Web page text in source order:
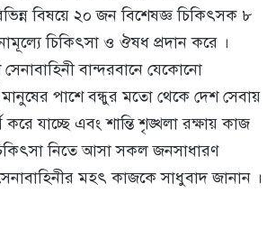
বিষয়ে ২০ জন বিশেষজ্ঞ চিকিৎসক ৮
চিকিৎসা ও ঔষধ প্রদান করে ।
বান্দরবানে যেকোনো
মানুষের পাশে বন্ধুর মতো থেকে দেশ সেবায়
যাচ্ছে এবং শান্তি শৃঙ্খলা রক্ষায় কাজ
নিতে আসা সকল জনসাধারণ
মহৎ কাজকে সাধুবাদ জানান ।